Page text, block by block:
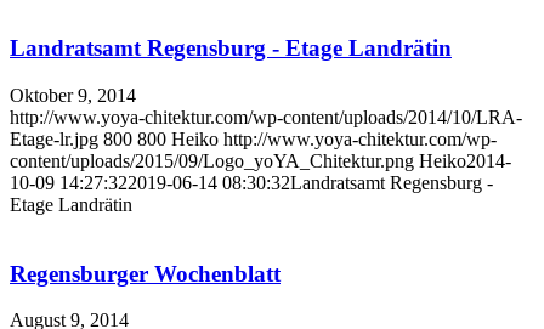
Landratsamt Regensburg - Etage Landrätin
Oktober 9, 2014
http://www.yoya-chitektur.com/wp-content/uploads/2014/10/LRA-
Etage-lr.jpg 800 800 Heiko http://www.yoya-chitektur.com/wp-
content/uploads/2015/09/Logo_yoYA_Chitektur.png Heiko2014-
10-09 14:27:322019-06-14 08:30:32Landratsamt Regensburg -
Etage Landrätin
Regensburger Wochenblatt
August 9, 2014